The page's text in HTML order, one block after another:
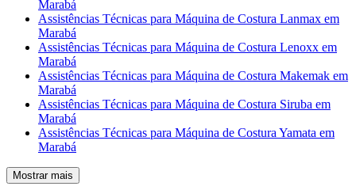
Marabá
Assistências Técnicas para Máquina de Costura Lanmax em
Marabá
Assistências Técnicas para Máquina de Costura Lenoxx em
Marabá
Assistências Técnicas para Máquina de Costura Makemak em
Marabá
Assistências Técnicas para Máquina de Costura Siruba em
Marabá
Assistências Técnicas para Máquina de Costura Yamata em
Marabá
Mostrar mais